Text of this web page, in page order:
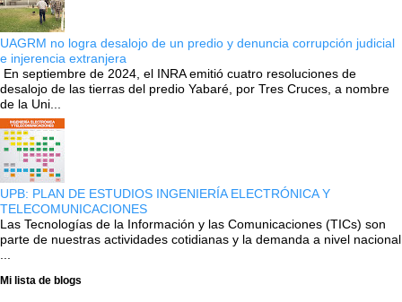
UAGRM no logra desalojo de un predio y denuncia corrupción judicial
e injerencia extranjera
En septiembre de 2024, el INRA emitió cuatro resoluciones de
desalojo de las tierras del predio Yabaré, por Tres Cruces, a nombre
de la Uni...
UPB: PLAN DE ESTUDIOS INGENIERÍA ELECTRÓNICA Y
TELECOMUNICACIONES
Las Tecnologías de la Información y las Comunicaciones (TICs) son
parte de nuestras actividades cotidianas y la demanda a nivel nacional
Mi lista de blogs